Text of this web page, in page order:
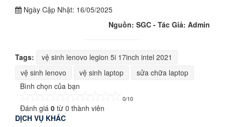
Ngày Cập Nhật: 16/05/2025
Nguồn: SGC - Tác Giả: Admin
Tags:
vệ sinh lenovo legion 5i 17inch intel 2021
vệ sinh lenovo
vệ sinh laptop
sửa chữa laptop
Bình chọn của bạn
0/10
Đánh giá 0 từ 0 thành viên
DỊCH VỤ KHÁC